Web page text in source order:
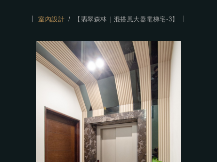
室內設計 【翡翠森林｜混搭風大器電梯宅-3】